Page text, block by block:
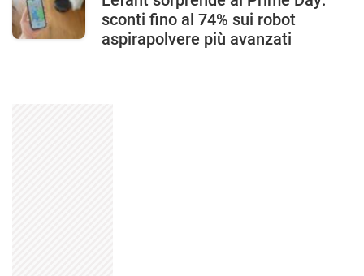
sconti fino al 74% sui robot
aspirapolvere più avanzati